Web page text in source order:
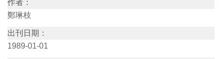
資
作者：
鄭琳枝
出刊日期：
1989-01-01